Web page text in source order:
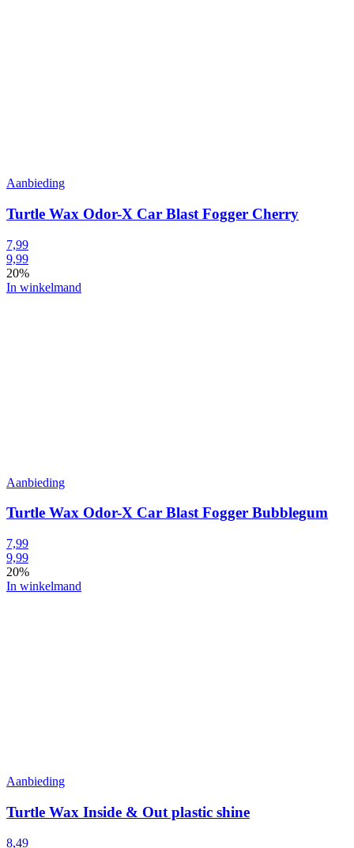
Aanbieding
Turtle Wax Odor-X Car Blast Fogger Cherry
7,99
9,99
20%
In winkelmand
Aanbieding
Turtle Wax Odor-X Car Blast Fogger Bubblegum
7,99
9,99
20%
In winkelmand
Aanbieding
Turtle Wax Inside & Out plastic shine
8,49